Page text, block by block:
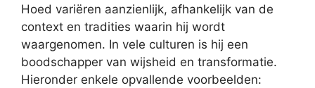
Hoed variëren aanzienlijk, afhankelijk van de
context en tradities waarin hij wordt
waargenomen. In vele culturen is hij een
boodschapper van wijsheid en transformatie.
Hieronder enkele opvallende voorbeelden: